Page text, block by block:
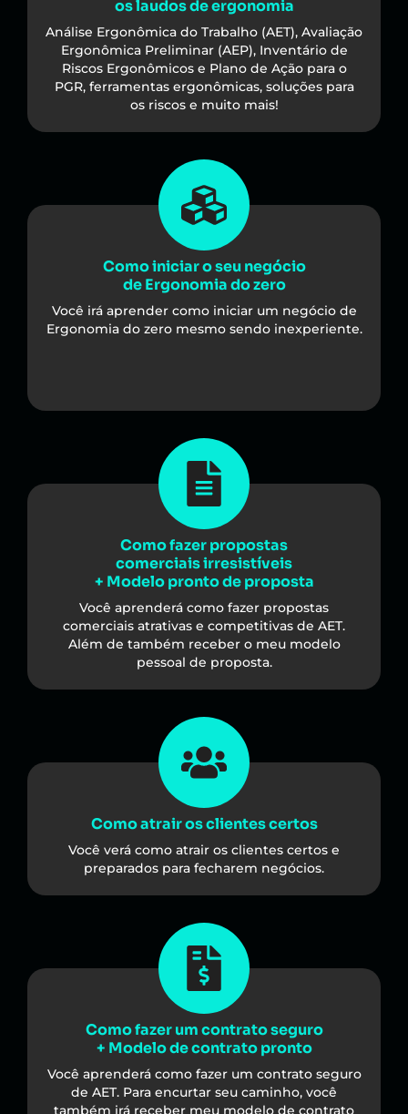
os laudos de ergonomia
Análise Ergonômica do Trabalho (AET), Avaliação
Ergonômica Preliminar (AEP), Inventário de
Riscos Ergonômicos e Plano de Ação para o
PGR, ferramentas ergonômicas, soluções para
os riscos e muito mais!
Como iniciar o seu negócio
de Ergonomia do zero
Você irá aprender como iniciar um negócio de
Ergonomia do zero mesmo sendo inexperiente.​
Como fazer propostas
comerciais irresistíveis
+ Modelo pronto de proposta
Você aprenderá como fazer propostas
comerciais atrativas e competitivas de AET.
Além de também receber o meu modelo
pessoal de proposta.​
Como atrair os clientes certos
Você verá como atrair os clientes certos e
preparados para fecharem negócios.
Como fazer um contrato seguro
+ Modelo de contrato pronto
Você aprenderá como fazer um contrato seguro
de AET. Para encurtar seu caminho, você
também irá receber meu modelo de contrato